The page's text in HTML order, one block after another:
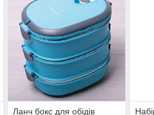
Ланч бокс для обідів